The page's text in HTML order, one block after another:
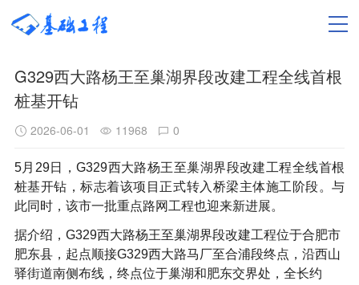
G329西大路杨王至巢湖界段改建工程全线首根
桩基开钻
2026-06-01 11968 0
5月29日，G329西大路杨王至巢湖界段改建工程全线首根
桩基开钻，标志着该项目正式转入桥梁主体施工阶段。与
此同时，该市一批重点路网工程也迎来新进展。
据介绍，G329西大路杨王至巢湖界段改建工程位于合肥市
肥东县，起点顺接G329西大路马厂至合浦段终点，沿西山
驿街道南侧布线，终点位于巢湖和肥东交界处，全长约